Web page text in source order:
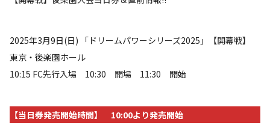
2025年3月9日(日) 「ドリームパワーシリーズ2025」【開幕戦】
東京・後楽園ホール
10:15 FC先行入場 10:30 開場 11:30 開始
【当日券発売開始時間】 10:00より発売開始